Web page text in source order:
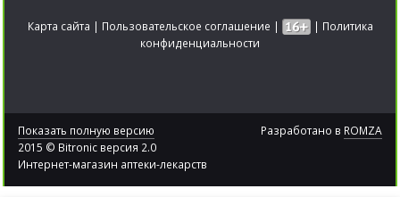
Карта сайта | Пользовательское соглашение | | Политика
конфиденциальности
Показать полную версию
2015 © Bitronic версия 2.0
Интернет-магазин аптеки-лекарств
Разработано в ROMZA